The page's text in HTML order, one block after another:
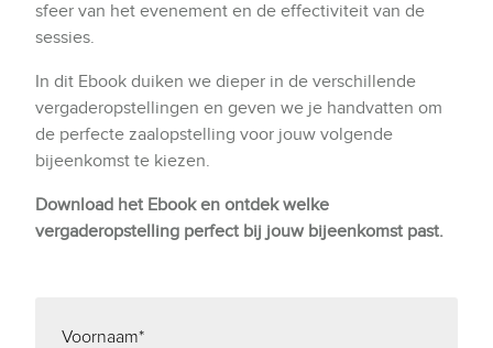
sfeer van het evenement en de effectiviteit van de
sessies.
In dit Ebook duiken we dieper in de verschillende
vergaderopstellingen en geven we je handvatten om
de perfecte zaalopstelling voor jouw volgende
bijeenkomst te kiezen.
Download het Ebook en ontdek welke
vergaderopstelling perfect bij jouw bijeenkomst past.
Voornaam*